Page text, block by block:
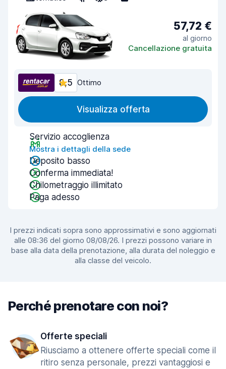
57,72 €
al giorno
Cancellazione gratuita
8,5 Ottimo
Visualizza offerta
Servizio accoglienza
Mostra i dettagli della sede
Deposito basso
Conferma immediata!
Chilometraggio illimitato
Paga adesso
I prezzi indicati sopra sono approssimativi e sono aggiornati
alle 08:36 del giorno 08/08/26. I prezzi possono variare in
base alla data della prenotazione, alla durata del noleggio e
alla classe del veicolo.
Perché prenotare con noi?
Offerte speciali
Riusciamo a ottenere offerte speciali come il
ritiro senza personale, prezzi vantaggiosi e